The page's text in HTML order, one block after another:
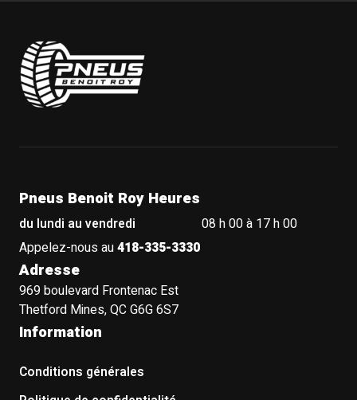
Pneus Benoit Roy
Pneus Benoit Roy Heures
du lundi au vendredi
08 h 00 à 17 h 00
Appelez-nous au418-335-3330
Adresse
969 boulevard Frontenac Est
Thetford Mines, QC G6G 6S7
Information
Conditions générales